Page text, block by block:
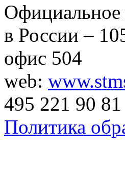
Официальное
в России –
офис 504
web:
495 221 90
Политика